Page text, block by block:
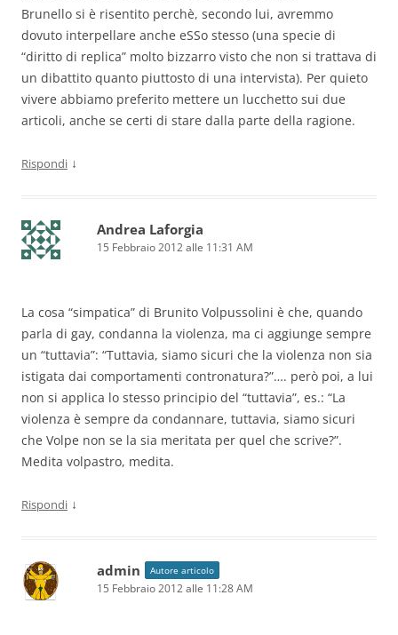
Brunello si è risentito perchè, secondo lui, avremmo
dovuto interpellare anche eSSo stesso (una specie di
“diritto di replica” molto bizzarro visto che non si trattava di
un dibattito quanto piuttosto di una intervista). Per quieto
vivere abbiamo preferito mettere un lucchetto sui due
articoli, anche se certi di stare dalla parte della ragione.
Rispondi ↓
Andrea Laforgia
15 Febbraio 2012 alle 11:31 AM
La cosa “simpatica” di Brunito Volpussolini è che, quando
parla di gay, condanna la violenza, ma ci aggiunge sempre
un “tuttavia”: “Tuttavia, siamo sicuri che la violenza non sia
istigata dai comportamenti contronatura?”…. però poi, a lui
non si applica lo stesso principio del “tuttavia”, es.: “La
violenza è sempre da condannare, tuttavia, siamo sicuri
che Volpe non se la sia meritata per quel che scrive?”.
Medita volpastro, medita.
Rispondi ↓
admin Autore articolo
15 Febbraio 2012 alle 11:28 AM